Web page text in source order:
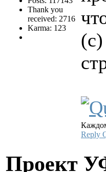
Thank you
received: 2716
Karma: 123
Reply
Проект